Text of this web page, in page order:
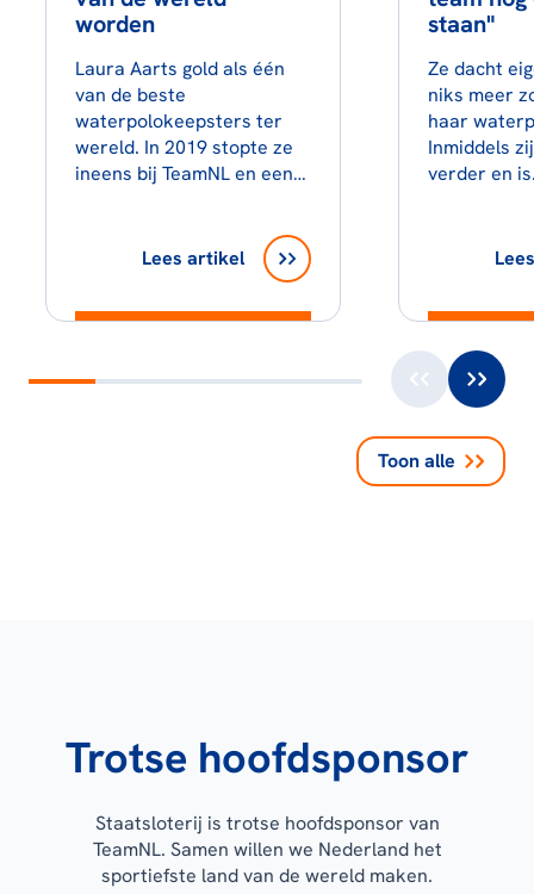
worden
Laura Aarts gold als één
van de beste
waterpolokeepsters ter
wereld. In 2019 stopte ze
ineens bij TeamNL en een…
Lees artikel
staan"
Ze dacht
niks meer
haar
Inmiddels
verder en
Toon alle
Trotse hoofdsponsor
Staatsloterij is trotse hoofdsponsor van
TeamNL. Samen willen we Nederland het
sportiefste land van de wereld maken.